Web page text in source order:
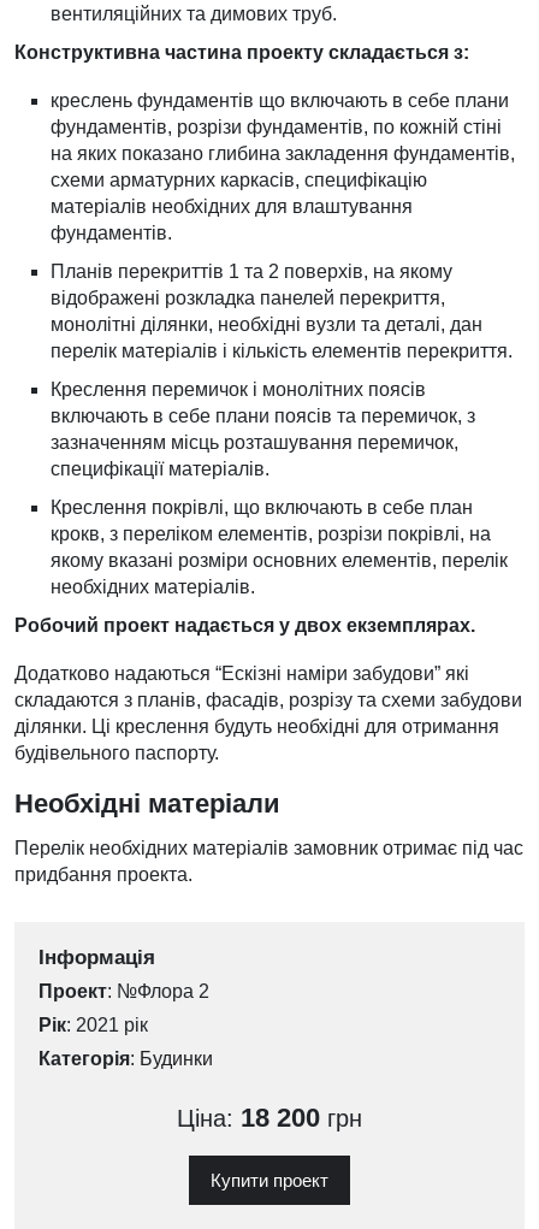
вентиляційних та димових труб.
Конструктивна частина проекту складається з:
креслень фундаментів що включають в себе плани
фундаментів, розрізи фундаментів, по кожній стіні
на яких показано глибина закладення фундаментів,
схеми арматурних каркасів, специфікацію
матеріалів необхідних для влаштування
фундаментів.
Планів перекриттів 1 та 2 поверхів, на якому
відображені розкладка панелей перекриття,
монолітні ділянки, необхідні вузли та деталі, дан
перелік матеріалів і кількість елементів перекриття.
Креслення перемичок і монолітних поясів
включають в себе плани поясів та перемичок, з
зазначенням місць розташування перемичок,
специфікації матеріалів.
Креслення покрівлі, що включають в себе план
крокв, з переліком елементів, розрізи покрівлі, на
якому вказані розміри основних елементів, перелік
необхідних матеріалів.
Робочий проект надається у двох екземплярах.
Додатково надаються “Ескізні наміри забудови” які
складаются з планів, фасадів, розрізу та схеми забудови
ділянки. Ці креслення будуть необхідні для отримання
будівельного паспорту.
Необхідні матеріали
Перелік необхідних матеріалів замовник отримає під час
придбання проекта.
Інформація
Проект: №Флора 2
Рік: 2021 рік
Категорія: Будинки
Ціна: 18 200 грн
Купити проект